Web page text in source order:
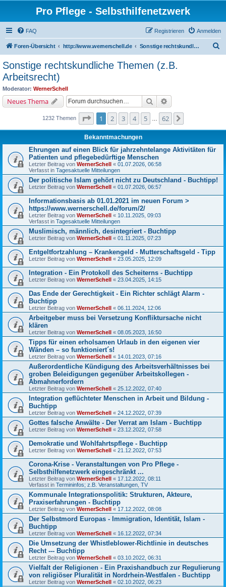
Pro Pflege - Selbsthilfenetzwerk
FAQ Anmelden
Registrieren
Foren-Übersicht http://www.wernerschell.de Sonstige rechtskundliche Themen (z.B. Arbeitsrecht)
Sonstige rechtskundliche Themen (z.B.
Arbeitsrecht)
Moderator: WernerSchell
Neues Thema Suche
1232 Themen Seite von
1 2 3 4 5 62
Bekanntmachungen
Ehrungen auf einen Blick für jahrzehntelange Aktivitäten für
Patienten und pflegebedürftige Menschen
Letzter Beitrag von WernerSchell « 01.07.2026, 06:58
Verfasst in Tagesaktuelle Mitteilungen
Der politische Islam gehört nicht zu Deutschland - Buchtipp!
Letzter Beitrag von WernerSchell « 01.07.2026, 06:57
Informationsbasis ab 01.01.2021 im neuen Forum >
https://www.wernerschell.de/forum/2/
Letzter Beitrag von WernerSchell « 10.11.2025, 09:03
Verfasst in Tagesaktuelle Mitteilungen
Muslimisch, männlich, desintegriert - Buchtipp
Letzter Beitrag von WernerSchell « 01.11.2025, 07:23
Entgeltfortzahlung – Krankengeld - Mutterschaftsgeld - Tipp
Letzter Beitrag von WernerSchell « 23.05.2025, 12:09
Integration - Ein Protokoll des Scheiterns - Buchtipp
Letzter Beitrag von WernerSchell « 23.04.2025, 14:15
Das Ende der Gerechtigkeit - Ein Richter schlägt Alarm -
Buchtipp
Letzter Beitrag von WernerSchell « 06.11.2024, 12:06
Arbeitgeber muss bei Versetzung Konfliktursache nicht
klären
Letzter Beitrag von WernerSchell « 08.05.2023, 16:50
Tipps für einen erholsamen Urlaub in den eigenen vier
Wänden – so funktioniert´s!
Letzter Beitrag von WernerSchell « 14.01.2023, 07:16
Außerordentliche Kündigung des Arbeitsverhältnisses bei
groben Beleidigungen gegenüber Arbeitskollegen -
Abmahnerfordern
Letzter Beitrag von WernerSchell « 25.12.2022, 07:40
Integration geflüchteter Menschen in Arbeit und Bildung -
Buchtipp
Letzter Beitrag von WernerSchell « 24.12.2022, 07:39
Gottes falsche Anwälte - Der Verrat am Islam - Buchtipp
Letzter Beitrag von WernerSchell « 23.12.2022, 07:58
Demokratie und Wohlfahrtspflege - Buchtipp
Letzter Beitrag von WernerSchell « 21.12.2022, 07:53
Corona-Krise - Veranstaltungen von Pro Pflege -
Selbsthilfenetzwerk eingeschränkt ...
Letzter Beitrag von WernerSchell « 17.12.2022, 08:11
Verfasst in Termininfos; z.B. Veranstaltungen, TV
Kommunale Integrationspolitik: Strukturen, Akteure,
Praxiserfahrungen - Buchtipp
Letzter Beitrag von WernerSchell « 17.12.2022, 08:08
Der Selbstmord Europas - Immigration, Identität, Islam -
Buchtipp
Letzter Beitrag von WernerSchell « 16.12.2022, 07:34
Die Umsetzung der Whistleblower-Richtlinie in deutsches
Recht --- Buchtipp
Letzter Beitrag von WernerSchell « 03.10.2022, 06:31
Vielfalt der Religionen - Ein Praxishandbuch zur Regulierung
von religiöser Pluralität in Nordrhein-Westfalen - Buchtipp
Letzter Beitrag von WernerSchell « 02.10.2022, 06:23